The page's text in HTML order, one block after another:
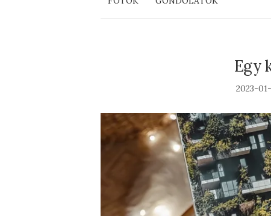
Egy
2023-